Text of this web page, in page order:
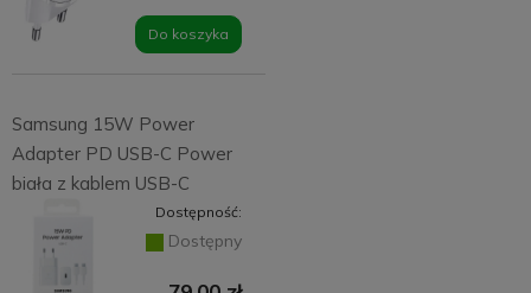
Do koszyka
Samsung 15W Power
Adapter PD USB-C Power
biała z kablem USB-C
Dostępność:
Dostępny